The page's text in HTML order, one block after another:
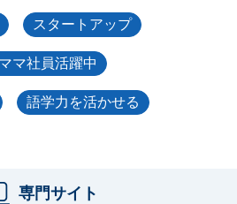
スタートアップ
マ社員活躍中
語学力を活かせる
専門サイト